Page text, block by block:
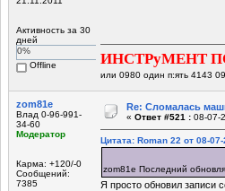
Активность за 30
дней
0%
Offline
ИНСТРуМЕНТ
или 0980 один п:ять 4143
zom81e
Влад 0-96-991-
34-60
Модератор
Карма: +120/-0
Сообщений:
7385
Re: Сломалась
« Ответ #521 : 08-07-
Цитата: Roman 22 от 08-
zom81e Последний
Я просто обновил записи